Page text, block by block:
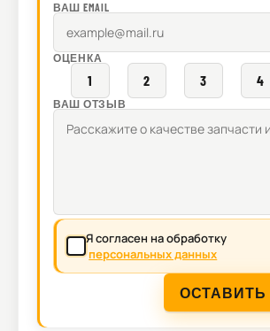
ВАШ EMAIL
ОЦЕНКА
1 2 3 4
ВАШ ОТЗЫВ
Я согласен на обработку
персональных данных